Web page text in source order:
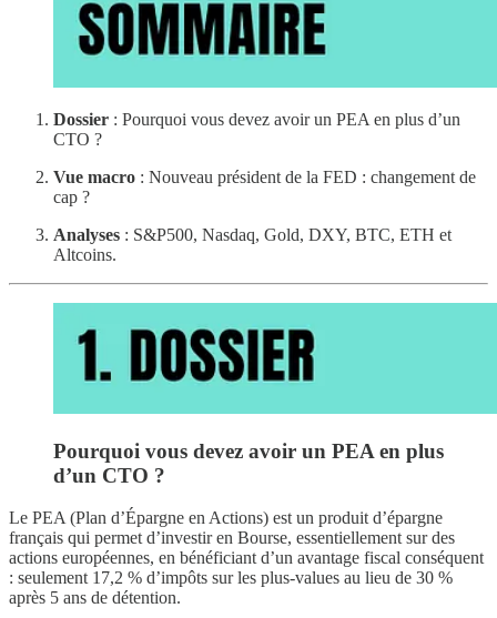
Dossier : Pourquoi vous devez avoir un PEA en plus d’un
CTO ?
Vue macro : Nouveau président de la FED : changement de
cap ?
Analyses : S&P500, Nasdaq, Gold, DXY, BTC, ETH et
Altcoins.
Pourquoi vous devez avoir un PEA en plus
d’un CTO ?
Le PEA (Plan d’Épargne en Actions) est un produit d’épargne
français qui permet d’investir en Bourse, essentiellement sur des
actions européennes, en bénéficiant d’un avantage fiscal conséquent
: seulement 17,2 % d’impôts sur les plus-values au lieu de 30 %
après 5 ans de détention.